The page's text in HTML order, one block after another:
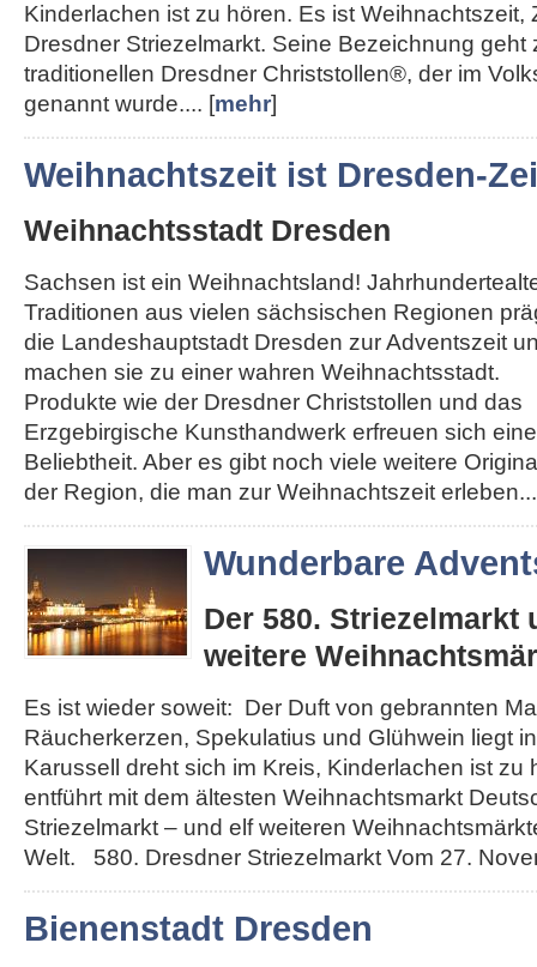
Kinderlachen ist zu hören. Es ist Weihnachtszeit,
Dresdner Striezelmarkt. Seine Bezeichnung
traditionellen Dresdner Christstollen®, der im
genannt wurde.... [mehr]
Weihnachtszeit ist Dresden-
Weihnachtsstadt Dresden
Sachsen ist ein Weihnachtsland!
Traditionen aus vielen sächsischen Regionen
die Landeshauptstadt Dresden zur Adventszeit
machen sie zu einer wahren Weihnachtsstadt.
Produkte wie der Dresdner Christstollen und das
Erzgebirgische Kunsthandwerk erfreuen sich
Beliebtheit. Aber es gibt noch viele weitere
der Region, die man zur Weihnachtszeit
Wunderbare
Der 580. Striezelmarkt
weitere
Es ist wieder soweit: Der Duft von gebrannten
Räucherkerzen, Spekulatius und Glühwein liegt
Karussell dreht sich im Kreis, Kinderlachen ist zu
entführt mit dem ältesten Weihnachtsmarkt
Striezelmarkt – und elf weiteren
Welt. 580. Dresdner Striezelmarkt Vom 27.
Bienenstadt Dresden